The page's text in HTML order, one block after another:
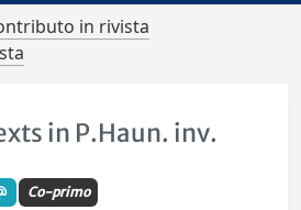
in rivista
in P.Haun. inv.
Co-primo